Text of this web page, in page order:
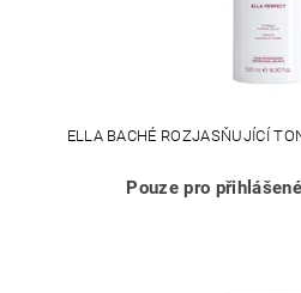
ELLA BACHÉ ROZJASŇUJÍCÍ
Pouze pro